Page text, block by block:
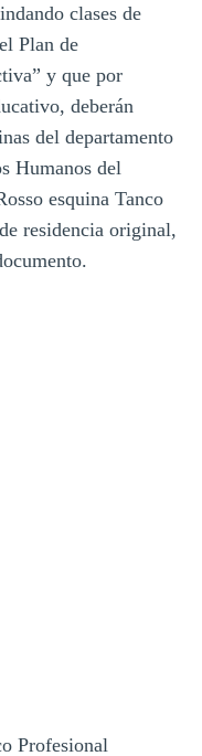
clases de
Plan de
y que por
deberán
del departamento
Humanos del
esquina Tanco
residencia original,
Profesional